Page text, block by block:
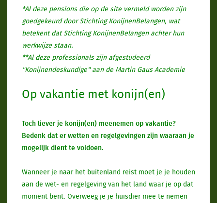
*Al deze pensions die op de site vermeld worden zijn
goedgekeurd door Stichting KonijnenBelangen, wat
betekent dat Stichting KonijnenBelangen achter hun
werkwijze staan.
**Al deze professionals zijn afgestudeerd
"Konijnendeskundige" aan de Martin Gaus Academie
Op vakantie met konijn(en)
Toch liever je konijn(en) meenemen op vakantie?
Bedenk dat er wetten en regelgevingen zijn waaraan je
mogelijk dient te voldoen.
Wanneer je naar het buitenland reist moet je je houden
aan de wet- en regelgeving van het land waar je op dat
moment bent. Overweeg je je huisdier mee te nemen